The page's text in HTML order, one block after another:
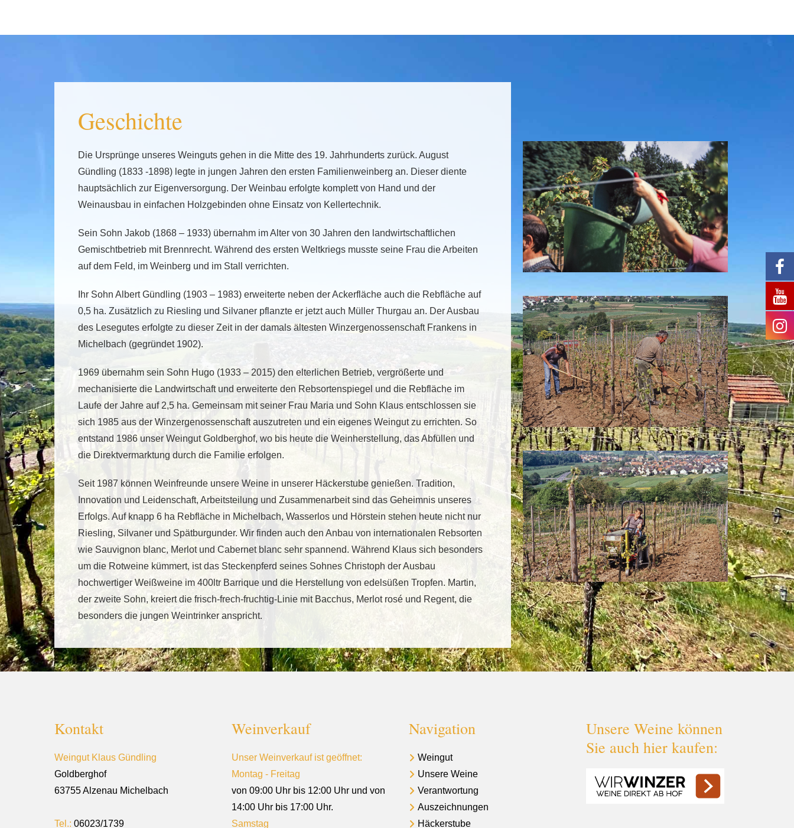
Geschichte
Die Ursprünge unseres Weinguts gehen in die Mitte des 19. Jahrhunderts zurück. August
Gündling (1833 -1898) legte in jungen Jahren den ersten Familienweinberg an. Dieser diente
hauptsächlich zur Eigenversorgung. Der Weinbau erfolgte komplett von Hand und der
Weinausbau in einfachen Holzgebinden ohne Einsatz von Kellertechnik.
Sein Sohn Jakob (1868 – 1933) übernahm im Alter von 30 Jahren den landwirtschaftlichen
Gemischtbetrieb mit Brennrecht. Während des ersten Weltkriegs musste seine Frau die Arbeiten
auf dem Feld, im Weinberg und im Stall verrichten.
Ihr Sohn Albert Gündling (1903 – 1983) erweiterte neben der Ackerfläche auch die Rebfläche auf
0,5 ha. Zusätzlich zu Riesling und Silvaner pflanzte er jetzt auch Müller Thurgau an. Der Ausbau
des Lesegutes erfolgte zu dieser Zeit in der damals ältesten Winzergenossenschaft Frankens in
Michelbach (gegründet 1902).
1969 übernahm sein Sohn Hugo (1933 – 2015) den elterlichen Betrieb, vergrößerte und
mechanisierte die Landwirtschaft und erweiterte den Rebsortenspiegel und die Rebfläche im
Laufe der Jahre auf 2,5 ha. Gemeinsam mit seiner Frau Maria und Sohn Klaus entschlossen sie
sich 1985 aus der Winzergenossenschaft auszutreten und ein eigenes Weingut zu errichten. So
entstand 1986 unser Weingut Goldberghof, wo bis heute die Weinherstellung, das Abfüllen und
die Direktvermarktung durch die Familie erfolgen.
Seit 1987 können Weinfreunde unsere Weine in unserer Häckerstube genießen. Tradition,
Innovation und Leidenschaft, Arbeitsteilung und Zusammenarbeit sind das Geheimnis unseres
Erfolgs. Auf knapp 6 ha Rebfläche in Michelbach, Wasserlos und Hörstein stehen heute nicht nur
Riesling, Silvaner und Spätburgunder. Wir finden auch den Anbau von internationalen Rebsorten
wie Sauvignon blanc, Merlot und Cabernet blanc sehr spannend. Während Klaus sich besonders
um die Rotweine kümmert, ist das Steckenpferd seines Sohnes Christoph der Ausbau
hochwertiger Weißweine im 400ltr Barrique und die Herstellung von edelsüßen Tropfen. Martin,
der zweite Sohn, kreiert die frisch-frech-fruchtig-Linie mit Bacchus, Merlot rosé und Regent, die
besonders die jungen Weintrinker anspricht.
Kontakt
Weingut Klaus Gündling
Goldberghof
63755 Alzenau Michelbach
Tel.: 06023/1739
Weinverkauf
Unser Weinverkauf ist geöffnet:
Montag - Freitag
von 09:00 Uhr bis 12:00 Uhr und von
14:00 Uhr bis 17:00 Uhr.
Samstag
Navigation
Weingut
Unsere Weine
Verantwortung
Auszeichnungen
Häckerstube
Unsere Weine können
Sie auch hier kaufen: